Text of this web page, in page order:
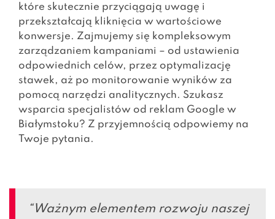
które skutecznie przyciągają uwagę i
przekształcają kliknięcia w wartościowe
konwersje. Zajmujemy się kompleksowym
zarządzaniem kampaniami – od ustawienia
odpowiednich celów, przez optymalizację
stawek, aż po monitorowanie wyników za
pomocą narzędzi analitycznych. Szukasz
wsparcia specjalistów od reklam Google w
Białymstoku? Z przyjemnością odpowiemy na
Twoje pytania.
“Ważnym elementem rozwoju naszej